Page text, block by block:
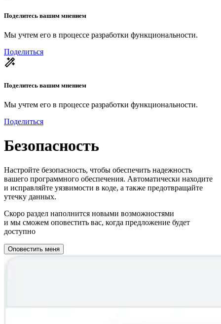
Поделитесь вашим мнением
Мы учтем его в процессе разработки функциональности.
Поделиться
Поделитесь вашим мнением
Мы учтем его в процессе разработки функциональности.
Поделиться
Безопасность
Настройте безопасность, чтобы обеспечить надежность
вашего программного обеспечения. Автоматически находите
и исправляйте уязвимости в коде, а также предотвращайте
утечку данных.
Скоро раздел наполнится новыми возможностями
и мы сможем оповестить вас, когда предложение будет
доступно
Оповестить меня